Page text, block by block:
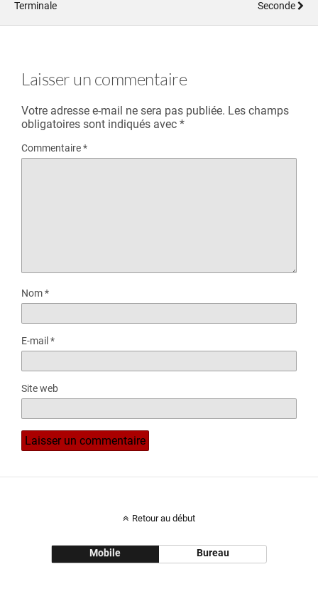
Terminale
Seconde
Laisser un commentaire
Votre adresse e-mail ne sera pas publiée. Les champs
obligatoires sont indiqués avec *
Commentaire*
Nom*
E-mail *
Site web
Retour au début
Mobile Bureau